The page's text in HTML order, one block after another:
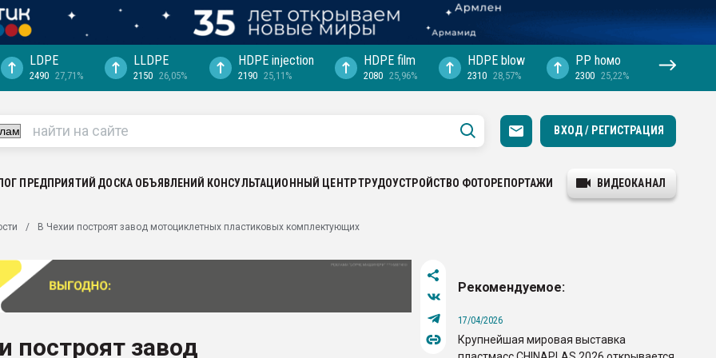
выходит на
рынке
LDPE
2490 27,71%
LLDPE
2150 26,05%
HDPE injection
2190 25,11%
HDPE film
2080 25,96%
HDPE blow
2310 28,57%
PP hомо
2300 25,22%
ВХОД / РЕГИСТРАЦИЯ
ПРЕДПРИЯТИЙ ДОСКА ОБЪЯВЛЕНИЙ КОНСУЛЬТАЦИОННЫЙ ЦЕНТРТРУДОУСТРОЙСТВО ФОТОРЕПОРТАЖИ ВИДЕОКАНАЛ
В Чехии построят завод мотоциклетных пластиковых комплектующих
построят завод
Рекомендуемое:
17/04/2026
Крупнейшая мировая выставка